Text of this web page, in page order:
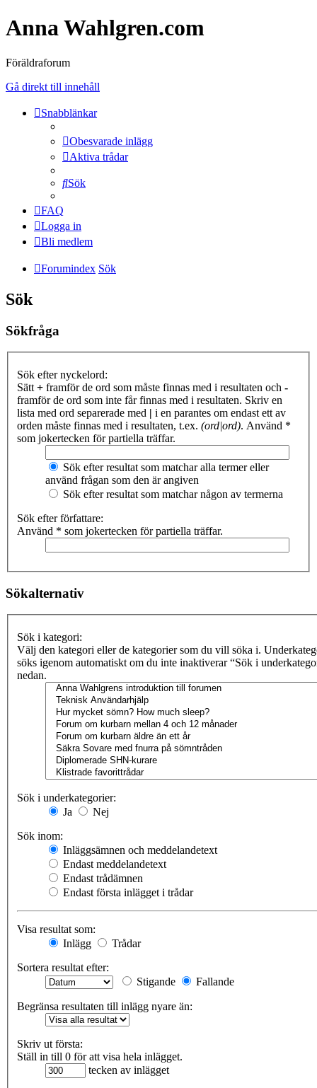
Anna Wahlgren.com
Föräldraforum
Gå direkt till innehåll
Snabblänkar
Obesvarade inlägg
Aktiva trådar
Sök
FAQ
Logga in
Bli medlem
Forumindex Sök
Sök
Sökfråga
Sök efter nyckelord:
Sätt + framför de ord som måste finnas med i resultaten och -
framför de ord som inte får finnas med i resultaten. Skriv en
lista med ord separerade med | i en parantes om endast ett av
orden måste finnas med i resultaten, t.ex. (ord|ord). Använd *
som jokertecken för partiella träffar.
Sök efter resultat som matchar alla termer eller
använd frågan som den är angiven
Sök efter resultat som matchar någon av termerna
Sök efter författare:
Använd * som jokertecken för partiella träffar.
Sökalternativ
Sök i kategori:
Välj den kategori eller de kategorier som du vill söka i.
söks igenom automatiskt om du inte inaktiverar “Sök i
nedan.
Sök i underkategorier:
Ja
Nej
Sök inom:
Inläggsämnen och meddelandetext
Endast meddelandetext
Endast trådämnen
Endast första inlägget i trådar
Visa resultat som:
Inlägg
Trådar
Sortera resultat efter:
Stigande
Fallande
Begränsa resultaten till inlägg nyare än:
Skriv ut första:
Ställ in till 0 för att visa hela inlägget.
tecken av inlägget